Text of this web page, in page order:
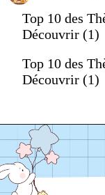
Top 10 des
Découvrir (1)
Top 10 des
Découvrir (1)